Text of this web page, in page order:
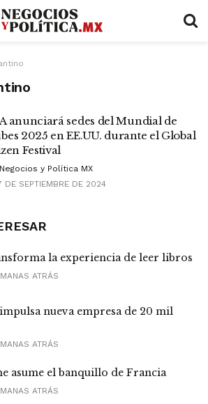
anunciará sedes del Mundial de
2025 en EE.UU. durante el Global
Festival
Negocios y Política MX
SEPTIEMBRE DE 2024
la experiencia de leer libros
ATRÁS
nueva empresa de 20 mil
ATRÁS
asume el banquillo de Francia
ATRÁS